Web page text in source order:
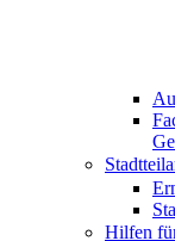
Hilfen